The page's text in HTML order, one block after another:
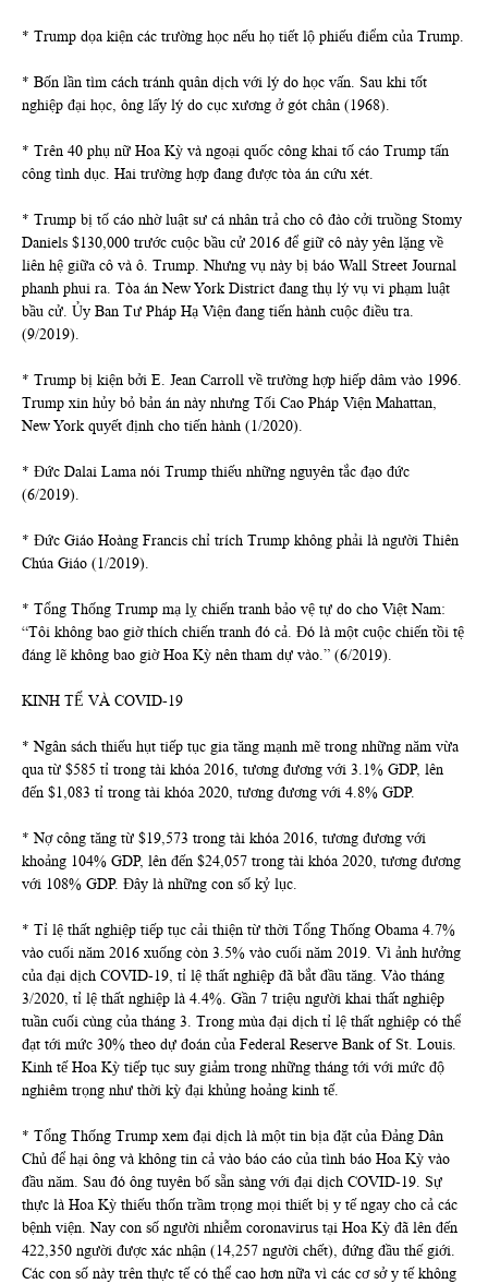
* Trump dọa kiện các trường học nếu họ tiết lộ phiếu điểm của Trump.
* Bốn lần tìm cách tránh quân dịch với lý do học vấn. Sau khi tốt
nghiệp đại học, ông lấy lý do cục xương ở gót chân (1968).
* Trên 40 phụ nữ Hoa Kỳ và ngoại quốc công khai tố cáo Trump tấn
công tình dục. Hai trường hợp đang được tòa án cứu xét.
* Trump bị tố cáo nhờ luật sư cá nhân trả cho cô đào cởi truồng Stomy
Daniels $130,000 trước cuộc bầu cử 2016 để giữ cô này yên lặng về
liên hệ giữa cô và ô. Trump. Nhưng vụ này bị báo Wall Street Journal
phanh phui ra. Tòa án New York District đang thụ lý vụ vi phạm luật
bầu cử. Ủy Ban Tư Pháp Hạ Viện đang tiến hành cuộc điều tra.
(9/2019).
* Trump bị kiện bởi E. Jean Carroll về trường hợp hiếp dâm vào 1996.
Trump xin hủy bỏ bản án này nhưng Tối Cao Pháp Viện Mahattan,
New York quyết định cho tiến hành (1/2020).
* Đức Dalai Lama nói Trump thiếu những nguyên tắc đạo đức
(6/2019).
* Đức Giáo Hoàng Francis chỉ trích Trump không phải là người Thiên
Chúa Giáo (1/2019).
* Tổng Thống Trump mạ lỵ chiến tranh bảo vệ tự do cho Việt Nam:
“Tôi không bao giờ thích chiến tranh đó cả. Đó là một cuộc chiến tồi tệ
đáng lẽ không bao giờ Hoa Kỳ nên tham dự vào.” (6/2019).
KINH TẾ VÀ COVID-19
* Ngân sách thiếu hụt tiếp tục gia tăng mạnh mẽ trong những năm vừa
qua từ $585 tỉ trong tài khóa 2016, tương đương với 3.1% GDP, lên
đến $1,083 tỉ trong tài khóa 2020, tương đương với 4.8% GDP.
* Nợ công tăng từ $19,573 trong tài khóa 2016, tương đương với
khoảng 104% GDP, lên đến $24,057 trong tài khóa 2020, tương đương
với 108% GDP. Đây là những con số kỷ lục.
* Tỉ lệ thất nghiệp tiếp tục cải thiện từ thời Tổng Thống Obama 4.7%
vào cuối năm 2016 xuống còn 3.5% vào cuối năm 2019. Vì ảnh hưởng
của đại dịch COVID-19, tỉ lệ thất nghiệp đã bắt đầu tăng. Vào tháng
3/2020, tỉ lệ thất nghiệp là 4.4%. Gần 7 triệu người khai thất nghiệp
tuần cuối cùng của tháng 3. Trong mùa đại dịch tỉ lệ thất nghiệp có thể
đạt tới mức 30% theo dự đoán của Federal Reserve Bank of St. Louis.
Kinh tế Hoa Kỳ tiếp tục suy giảm trong những tháng tới với mức độ
nghiêm trọng như thời kỳ đại khủng hoảng kinh tế.
* Tổng Thống Trump xem đại dịch là một tin bịa đặt của Đảng Dân
Chủ để hại ông và không tin cả vào báo cáo của tình báo Hoa Kỳ vào
đầu năm. Sau đó ông tuyên bố sẵn sàng với đại dịch COVID-19. Sự
thực là Hoa Kỳ thiếu thốn trầm trọng mọi thiết bị y tế ngay cho cả các
bệnh viện. Nay con số người nhiễm coronavirus tại Hoa Kỳ đã lên đến
422,350 người được xác nhận (14,257 người chết), đứng đầu thế giới.
Các con số này trên thực tế có thể cao hơn nữa vì các cơ sở y tế không